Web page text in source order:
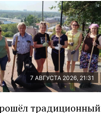
7 АВГУСТА 2026, 21:31
традиционный